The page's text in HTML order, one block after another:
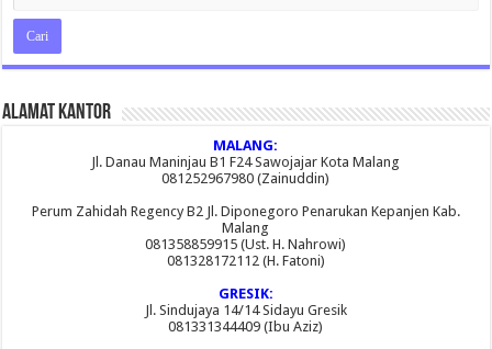
Alamat Kantor
MALANG:
Jl. Danau Maninjau B1 F24 Sawojajar Kota Malang
081252967980 (Zainuddin)
Perum Zahidah Regency B2 Jl. Diponegoro Penarukan Kepanjen Kab.
Malang
081358859915 (Ust. H. Nahrowi)
081328172112 (H. Fatoni)
GRESIK:
Jl. Sindujaya 14/14 Sidayu Gresik
081331344409 (Ibu Aziz)